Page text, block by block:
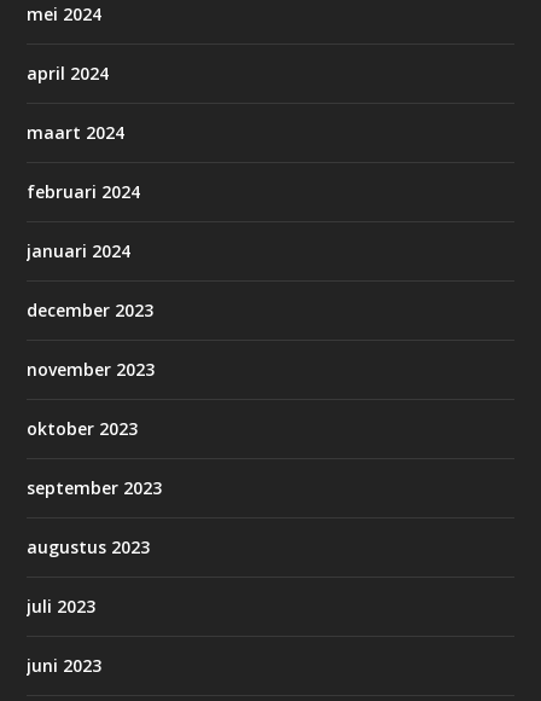
mei 2024
april 2024
maart 2024
februari 2024
januari 2024
december 2023
november 2023
oktober 2023
september 2023
augustus 2023
juli 2023
juni 2023